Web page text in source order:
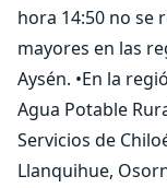
hora 14:50 no se
mayores en las
Aysén. •En la
Agua Potable
Servicios de
Llanquihue,